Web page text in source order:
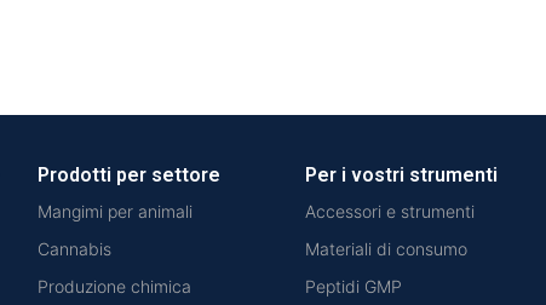
Prodotti per settore
Mangimi per animali
Cannabis
Produzione chimica
Per i vostri strumenti
Accessori e strumenti
Materiali di consumo
Peptidi GMP